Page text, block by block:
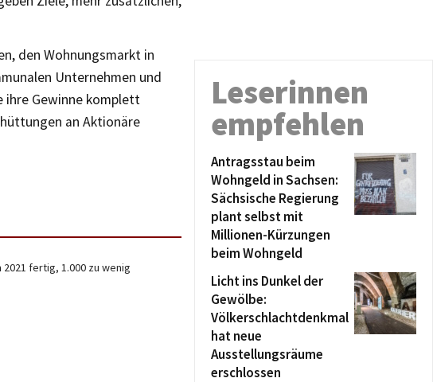
den Wohnungsmarkt in
Unternehmen und
ihre Gewinne komplett
an Aktionäre
fertig, 1.000 zu wenig
Leserinnen
empfehlen
Antragsstau beim
Wohngeld in Sachsen:
Sächsische Regierung
plant selbst mit
Millionen-Kürzungen
beim Wohngeld
Licht ins Dunkel der
Gewölbe:
Völkerschlachtdenkmal
hat neue
Ausstellungsräume
erschlossen